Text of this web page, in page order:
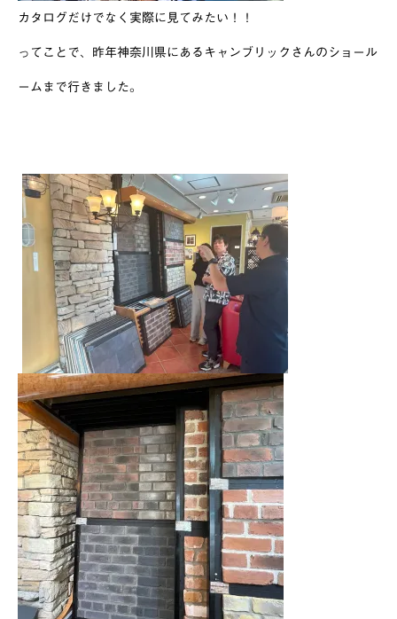
カタログだけでなく実際に見てみたい！！
ってことで、昨年神奈川県にあるキャンブリックさんのショール
ームまで行きました。